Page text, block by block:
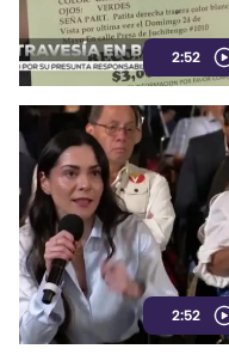
2:52
2:52